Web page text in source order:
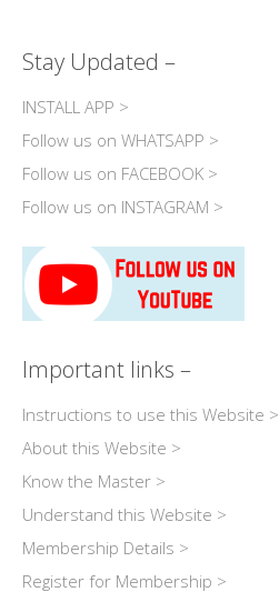
Stay Updated –
INSTALL APP >
Follow us on WHATSAPP >
Follow us on FACEBOOK >
Follow us on INSTAGRAM >
Important links –
Instructions to use this Website >
About this Website >
Know the Master >
Understand this Website >
Membership Details >
Register for Membership >